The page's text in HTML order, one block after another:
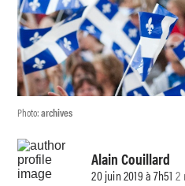
Photo:archives
Alain Couillard
20 juin 2019 à 7h51 2